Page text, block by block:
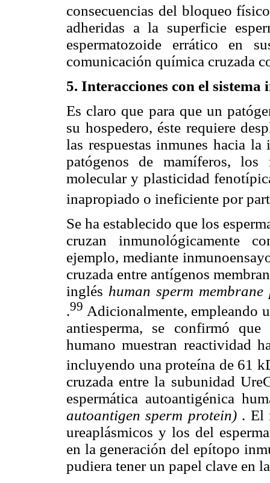
consecuencias del bloqueo
adheridas a la superficie
espermatozoide errático en
comunicación química cruzada
5. Interacciones con el sistema
Es claro que para que un
su hospedero, éste requiere
las respuestas inmunes hacia
patógenos de mamíferos, los
molecular y plasticidad
inapropiado o ineficiente por
Se ha establecido que los
cruzan inmunológicamente
ejemplo, mediante
cruzada entre antígenos
inglés human sperm membrane
.99 Adicionalmente, empleando
antiesperma, se confirmó
humano muestran reactividad
incluyendo una proteína de 61
cruzada entre la subunidad
espermática autoantigénica
autoantigen sperm protein). El
ureaplásmicos y los del
en la generación del epítopo
pudiera tener un papel clave en